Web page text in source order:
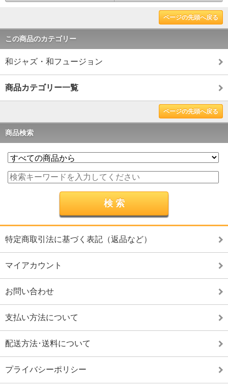
ページの先頭へ戻る
この商品のカテゴリー
和ジャズ・和フュージョン
商品カテゴリー一覧
ページの先頭へ戻る
商品検索
特定商取引法に基づく表記（返品など）
マイアカウント
お問い合わせ
支払い方法について
配送方法･送料について
プライバシーポリシー